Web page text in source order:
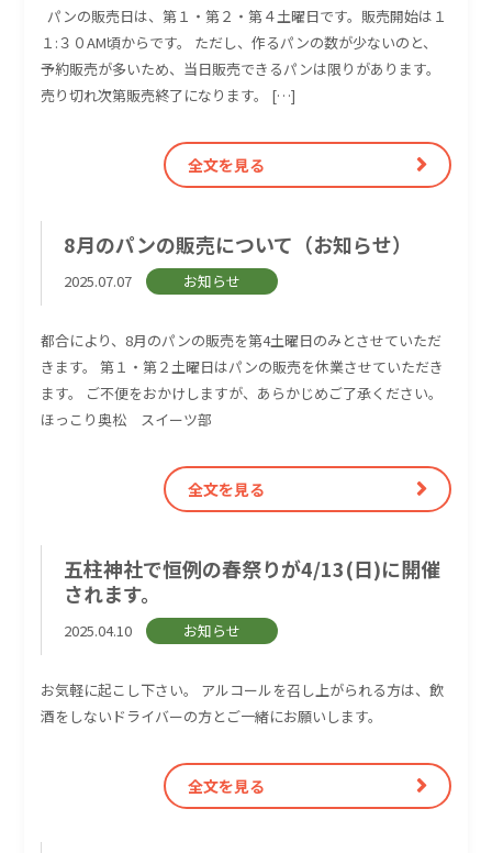
パンの販売日は、第１・第２・第４土曜日です。販売開始は１
１:３０AM頃からです。 ただし、作るパンの数が少ないのと、
予約販売が多いため、当日販売できるパンは限りがあります。
売り切れ次第販売終了になります。 […]
全文を見る
8月のパンの販売について（お知らせ）
2025.07.07 お知らせ
都合により、8月のパンの販売を第4土曜日のみとさせていただ
きます。 第１・第２土曜日はパンの販売を休業させていただき
ます。 ご不便をおかけしますが、あらかじめご了承ください。
ほっこり奥松 スイーツ部
全文を見る
五柱神社で恒例の春祭りが4/13(日)に開催
されます。
2025.04.10 お知らせ
お気軽に起こし下さい。 アルコールを召し上がられる方は、飲
酒をしないドライバーの方とご一緒にお願いします。
全文を見る